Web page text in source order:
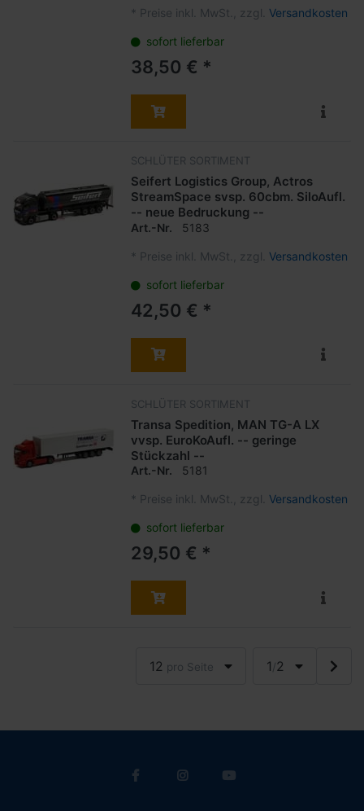
* Preise inkl. MwSt., zzgl. Versandkosten
sofort lieferbar
38,50 € *
SCHLÜTER SORTIMENT
Seifert Logistics Group, Actros
StreamSpace svsp. 60cbm. SiloAufl.
-- neue Bedruckung --
Art.-Nr. 5183
* Preise inkl. MwSt., zzgl. Versandkosten
sofort lieferbar
42,50 € *
SCHLÜTER SORTIMENT
Transa Spedition, MAN TG-A LX
vvsp. EuroKoAufl. -- geringe
Stückzahl --
Art.-Nr. 5181
* Preise inkl. MwSt., zzgl. Versandkosten
sofort lieferbar
29,50 € *
12 pro Seite 1/2